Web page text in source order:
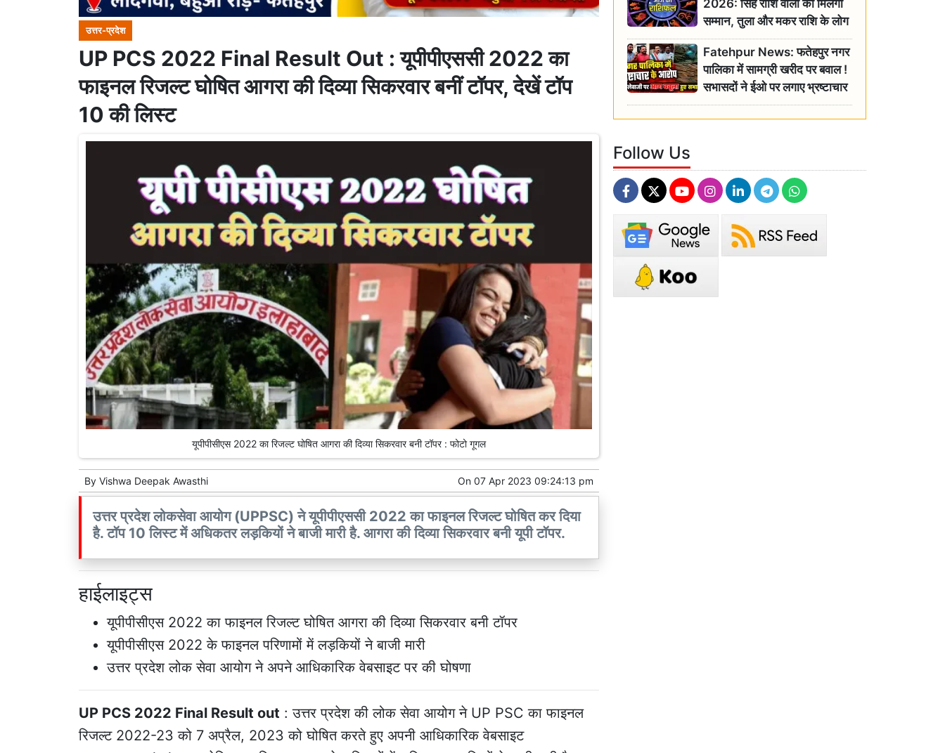
उत्तर-प्रदेश
UP PCS 2022 Final Result Out : यूपीपीएससी 2022 का
फाइनल रिजल्ट घोषित आगरा की दिव्या सिकरवार बनीं टॉपर, देखें टॉप
10 की लिस्ट
यूपीपीसीएस 2022 का रिजल्ट घोषित आगरा की दिव्या सिकरवार बनी टॉपर : फोटो गूगल
By Vishwa Deepak Awasthi On 07 Apr 2023 09:24:13 pm
उत्तर प्रदेश लोकसेवा आयोग (UPPSC) ने यूपीपीएससी 2022 का फाइनल रिजल्ट घोषित कर दिया
है. टॉप 10 लिस्ट में अधिकतर लड़कियों ने बाजी मारी है. आगरा की दिव्या सिकरवार बनी यूपी टॉपर.
हाईलाइट्स
यूपीपीसीएस 2022 का फाइनल रिजल्ट घोषित आगरा की दिव्या सिकरवार बनी टॉपर
यूपीपीसीएस 2022 के फाइनल परिणामों में लड़कियों ने बाजी मारी
उत्तर प्रदेश लोक सेवा आयोग ने अपने आधिकारिक वेबसाइट पर की घोषणा
UP PCS 2022 Final Result out : उत्तर प्रदेश की लोक सेवा आयोग ने UP PSC का फाइनल
रिजल्ट 2022-23 को 7 अप्रैल, 2023 को घोषित करते हुए अपनी आधिकारिक वेबसाइट
2026: सिंह राशि वालों को मिलेगा
सम्मान, तुला और मकर राशि के लोग
रहें सतर्क
Fatehpur News: फतेहपुर नगर
पालिका में सामग्री खरीद पर बवाल !
सभासदों ने ईओ पर लगाए भ्रष्टाचार
के गंभीर आरोप
Follow Us